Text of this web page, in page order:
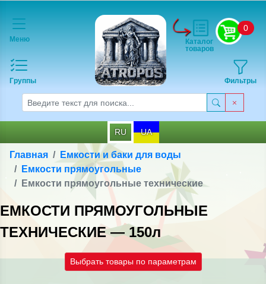
Меню
Группы
0
Фильтры
Каталог
товаров
RU UA
Главная
Емкости и баки для воды
Емкости прямоугольные
Емкости прямоугольные технические
ЕМКОСТИ ПРЯМОУГОЛЬНЫЕ
ТЕХНИЧЕСКИЕ — 150л
Выбрать товары по параметрам